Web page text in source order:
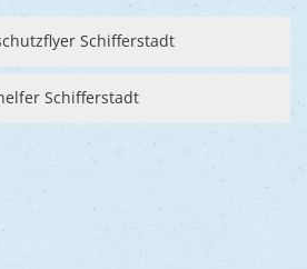
Schifferstadt
Schifferstadt